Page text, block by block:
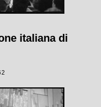
italiana di